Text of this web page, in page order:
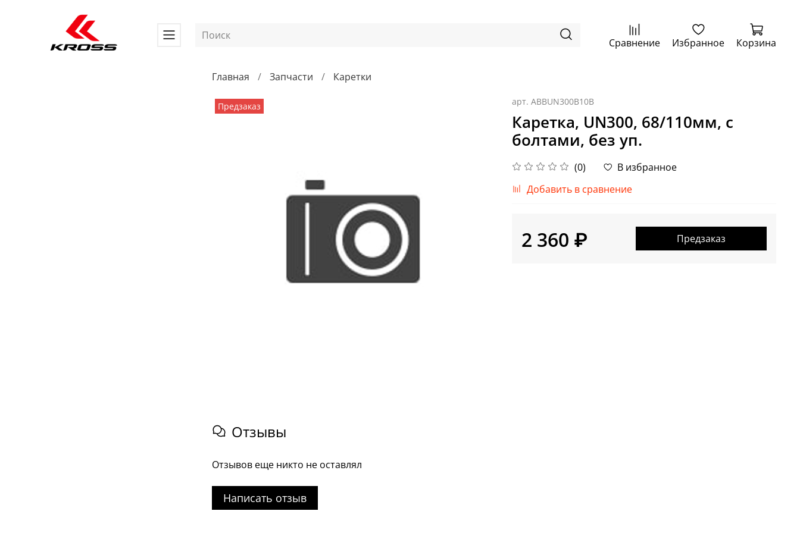
Сравнение Избранное Корзина
Главная Запчасти Каретки
Предзаказ арт. ABBUN300B10B
Каретка, UN300, 68/110мм, с
болтами, без уп.
(0)
В избранное
Добавить в сравнение
2 360 ₽ Предзаказ
Отзывы
Отзывов еще никто не оставлял
Написать отзыв